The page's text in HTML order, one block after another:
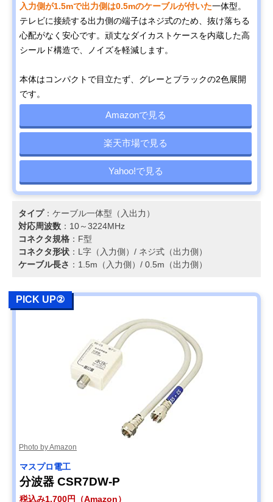
入力側が1.5mで出力側は0.5mのケーブルが付いた一体型。
テレビに接続する出力側の端子はネジ式のため、抜け落ちる
心配がなく安心です。頑丈なダイカストケースを内蔵した高
シールド構造で、ノイズを軽減します。
本体はコンパクトで目立たず、グレーとブラックの2色展開
です。
Amazonで見る
楽天市場で見る
Yahoo!で見る
タイプ：ケーブル一体型（入出力）
対応周波数 ：10～3224MHz
コネクタ規格 ：F型
コネクタ形状 ：L字（入力側）/ ネジ式（出力側）
ケーブル長さ ：1.5m（入力側）/ 0.5m（出力側）
PICK UP②
Photo by Amazon
マスプロ電工
分波器 CSR7DW-P
税込み1,700円（Amazon）